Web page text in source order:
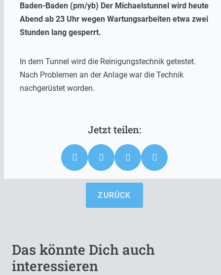
Baden-Baden (pm/yb) Der Michaelstunnel wird heute
Abend ab 23 Uhr wegen Wartungsarbeiten etwa zwei
Stunden lang gesperrt.
In dem Tunnel wird die Reinigungstechnik getestet.
Nach Problemen an der Anlage war die Technik
nachgerüstet worden.
ZURÜCK
Das könnte Dich auch
interessieren